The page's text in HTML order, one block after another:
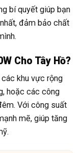
bí quyết giúp bạn
đảm bảo chất
Cho Tây Hồ?
khu vực rộng
hoặc các công
Với công suất
mẽ, giúp tăng